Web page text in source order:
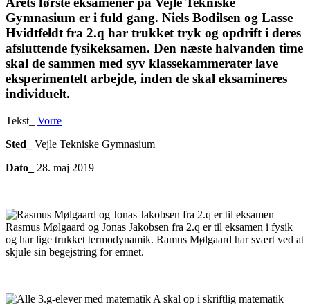
Gymnasium er i fuld gang. Niels Bodilsen og Lasse
Hvidtfeldt fra 2.q har trukket tryk og opdrift i deres
afsluttende fysikeksamen. Den næste halvanden time
skal de sammen med syv klassekammerater lave
eksperimentelt arbejde, inden de skal eksamineres
individuelt.
Tekst_ Vorre
Sted_
Vejle Tekniske Gymnasium
Dato_ 28. maj 2019
Rasmus Mølgaard og Jonas Jakobsen fra 2.q er til eksamen i fysik
og har lige trukket termodynamik. Ramus Mølgaard har svært ved at
skjule sin begejstring for emnet.